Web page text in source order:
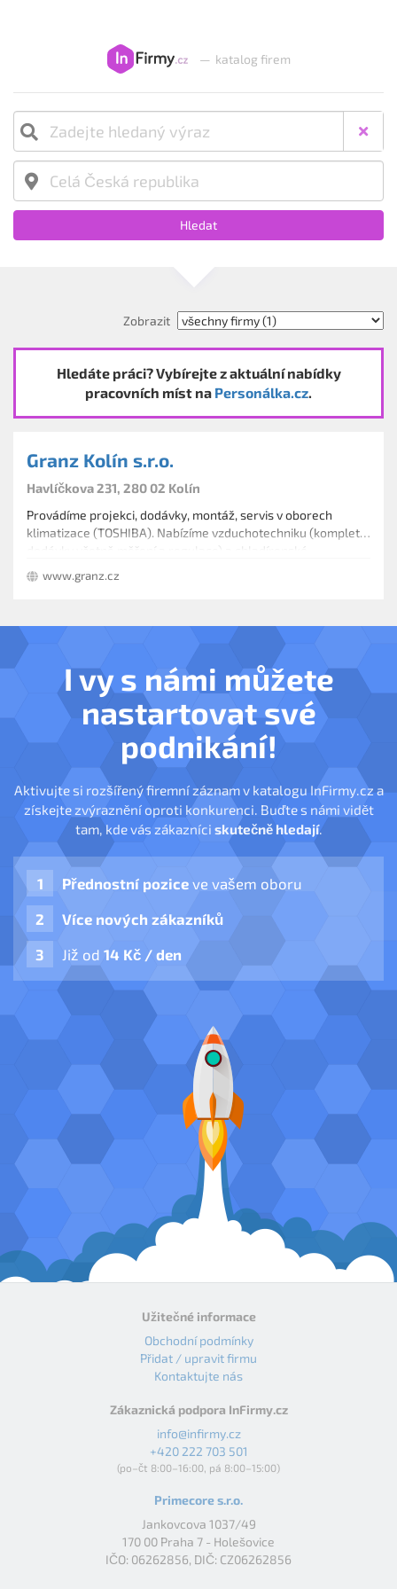
— katalog firem
Hledat
Zobrazit
Hledáte práci? Vybírejte z aktuální nabídky
pracovních míst na Personálka.cz.
Granz Kolín s.r.o.
Havlíčkova 231, 280 02 Kolín
Provádíme projekci, dodávky, montáž, servis v oborech
klimatizace (TOSHIBA). Nabízíme vzduchotechniku (kompletní
technologie (chladicí a mrazicí boxy VIESSMANN, regály do
boxů, chladicí technologie JDK).
www.granz.cz
I vy s námi můžete
nastartovat své
podnikání!
Aktivujte si rozšířený firemní záznam v katalogu InFirmy.cz a
získejte zvýraznění oproti konkurenci. Buďte s námi vidět
tam, kde vás zákazníci skutečně hledají.
Přednostní pozice ve vašem oboru
Více nových zákazníků
Již od 14 Kč / den
Užitečné informace
Obchodní podmínky
Přidat / upravit firmu
Kontaktujte nás
Zákaznická podpora InFirmy.cz
info@infirmy.cz
+420 222 703 501
(po–čt 8:00–16:00, pá 8:00–15:00)
Primecore s.r.o.
Jankovcova 1037/49
170 00 Praha 7 - Holešovice
IČO: 06262856, DIČ: CZ06262856